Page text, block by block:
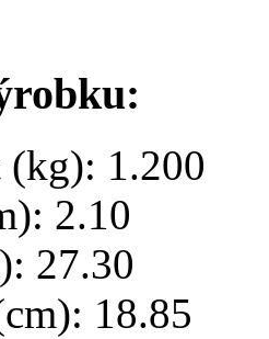
(kg): 1.200
2.10
27.30
18.85